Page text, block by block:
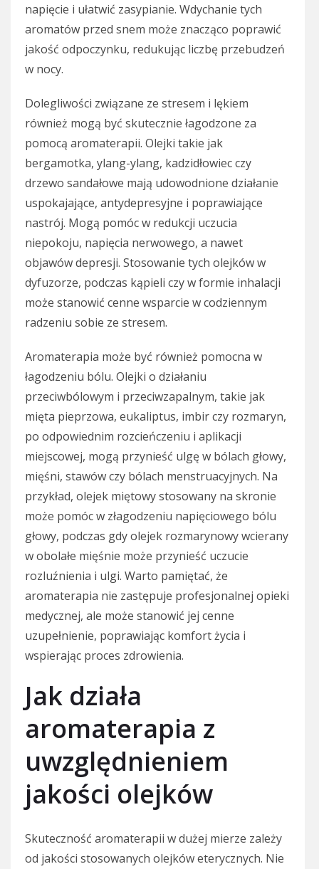
napięcie i ułatwić zasypianie. Wdychanie tych
aromatów przed snem może znacząco poprawić
jakość odpoczynku, redukując liczbę przebudzeń
w nocy.
Dolegliwości związane ze stresem i lękiem
również mogą być skutecznie łagodzone za
pomocą aromaterapii. Olejki takie jak
bergamotka, ylang-ylang, kadzidłowiec czy
drzewo sandałowe mają udowodnione działanie
uspokajające, antydepresyjne i poprawiające
nastrój. Mogą pomóc w redukcji uczucia
niepokoju, napięcia nerwowego, a nawet
objawów depresji. Stosowanie tych olejków w
dyfuzorze, podczas kąpieli czy w formie inhalacji
może stanowić cenne wsparcie w codziennym
radzeniu sobie ze stresem.
Aromaterapia może być również pomocna w
łagodzeniu bólu. Olejki o działaniu
przeciwbólowym i przeciwzapalnym, takie jak
mięta pieprzowa, eukaliptus, imbir czy rozmaryn,
po odpowiednim rozcieńczeniu i aplikacji
miejscowej, mogą przynieść ulgę w bólach głowy,
mięśni, stawów czy bólach menstruacyjnych. Na
przykład, olejek miętowy stosowany na skronie
może pomóc w złagodzeniu napięciowego bólu
głowy, podczas gdy olejek rozmarynowy wcierany
w obolałe mięśnie może przynieść uczucie
rozluźnienia i ulgi. Warto pamiętać, że
aromaterapia nie zastępuje profesjonalnej opieki
medycznej, ale może stanowić jej cenne
uzupełnienie, poprawiając komfort życia i
wspierając proces zdrowienia.
Jak działa
aromaterapia z
uwzględnieniem
jakości olejków
Skuteczność aromaterapii w dużej mierze zależy
od jakości stosowanych olejków eterycznych. Nie